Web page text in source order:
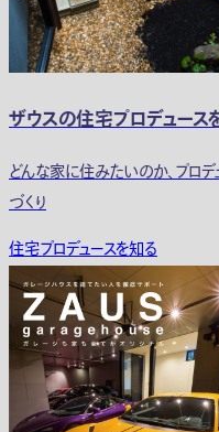
ザウスの住宅プロデュース
どんな家に住みたいのか、プロ
づくり
住宅プロデュースを知る